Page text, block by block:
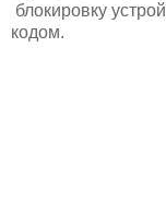
блокировку
кодом.